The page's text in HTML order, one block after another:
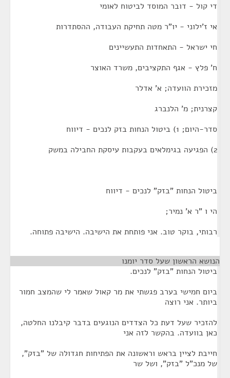
די קול - דובר המוסד לביטוח לאומי
אי ז'ילוני - יו"ר מטה תחיקת העבודה, ההסתדרות
חי ישראל - התאחדות התעשיינים
ח' פלץ - אגף התקציבים, משרד האוצר
מזכירת הוועדה; א' אדלר
קצרנית; מ' הלנברג
סדר-היום; 1) ביטול הנחות בזק לנכים - דיווח
2) הפגיעה בגימלאים בעקבות עיסקת החבילה במשק
ביטול הנחות "בזק" לנכים - דיווח
הי ו "ר א' נמיר;
רבותי, בוקר טוב. אני פותחת את הישיבה. הישיבה פתוחה.
הנושא הראשון שעל סדר יומנו
ביטול הנחות "בזק" לנכים.
ביום חמישי בערב פגשתי את מר קאול שאמר לי שהמצב חמור
ביותר. אני רוצה
להזכיר שעל דעת כל הצדדים הנוגעים בדבר קיבלנו החלטה,
כאן בוועדה. בהקשר לזה אני
חייבת לציין בראש וראשונה את הפתיחות חגדולה של "בזק",
של מנכ"ל "בזק", ושל שר